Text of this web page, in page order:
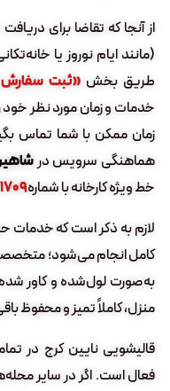
از آنجا که تقاضا برای
(مانند ایام نوروز یا
طریق بخش«ثبت سفارش
خدمات و زمان مورد نظر خود
زمان ممکن با شما تماس
هماهنگی سرویس در
خط ویژه کارخانه با شماره
لازم به ذکر است که خدمات
کامل انجام می‌شود؛
به‌صورت لول‌شده و کاور
منزل، کاملاً تمیز و محفوظ
قالیشویی نایین کرج در
فعال است. اگر در سایر